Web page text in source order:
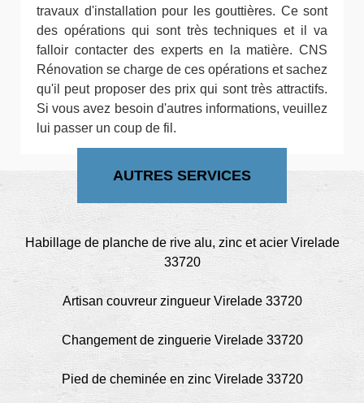
travaux d'installation pour les gouttières. Ce sont
des opérations qui sont très techniques et il va
falloir contacter des experts en la matière. CNS
Rénovation se charge de ces opérations et sachez
qu'il peut proposer des prix qui sont très attractifs.
Si vous avez besoin d'autres informations, veuillez
lui passer un coup de fil.
AUTRES SERVICES
Habillage de planche de rive alu, zinc et acier Virelade
33720
Artisan couvreur zingueur Virelade 33720
Changement de zinguerie Virelade 33720
Pied de cheminée en zinc Virelade 33720